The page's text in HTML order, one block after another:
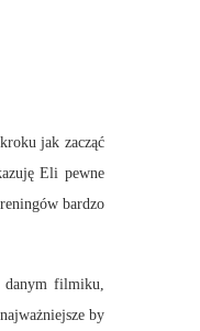
jak zacząć
Eli pewne
bardzo
danym filmiku,
by